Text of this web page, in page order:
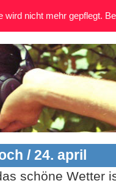
/ 24. april
schöne Wetter
wird nicht mehr gepflegt.